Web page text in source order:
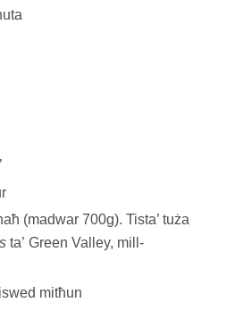
(madwar 700g). Tista’ tuża
ta’ Green Valley, mill-
mitħun